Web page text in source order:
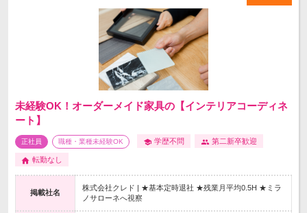
未経験OK！オーダーメイド家具の【インテリアコーディネ
ート】
正社員 職種・業種未経験OK 学歴不問 第二新卒歓迎
転勤なし
掲載社名
株式会社クレド | ★基本定時退社 ★残業月平均0.5H ★ミラ
ノサローネへ視察